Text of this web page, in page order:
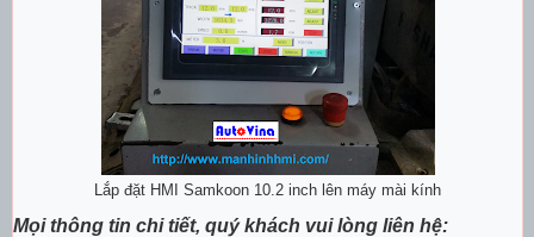
Lắp đặt HMI Samkoon 10.2 inch lên máy mài kính
Mọi thông tin chi tiết, quý khách vui lòng liên hệ: